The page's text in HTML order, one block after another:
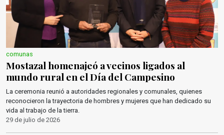
comunas
Mostazal homenajeó a vecinos ligados al
mundo rural en el Día del Campesino
La ceremonia reunió a autoridades regionales y comunales, quienes
reconocieron la trayectoria de hombres y mujeres que han dedicado su
vida al trabajo de la tierra.
29 de julio de 2026